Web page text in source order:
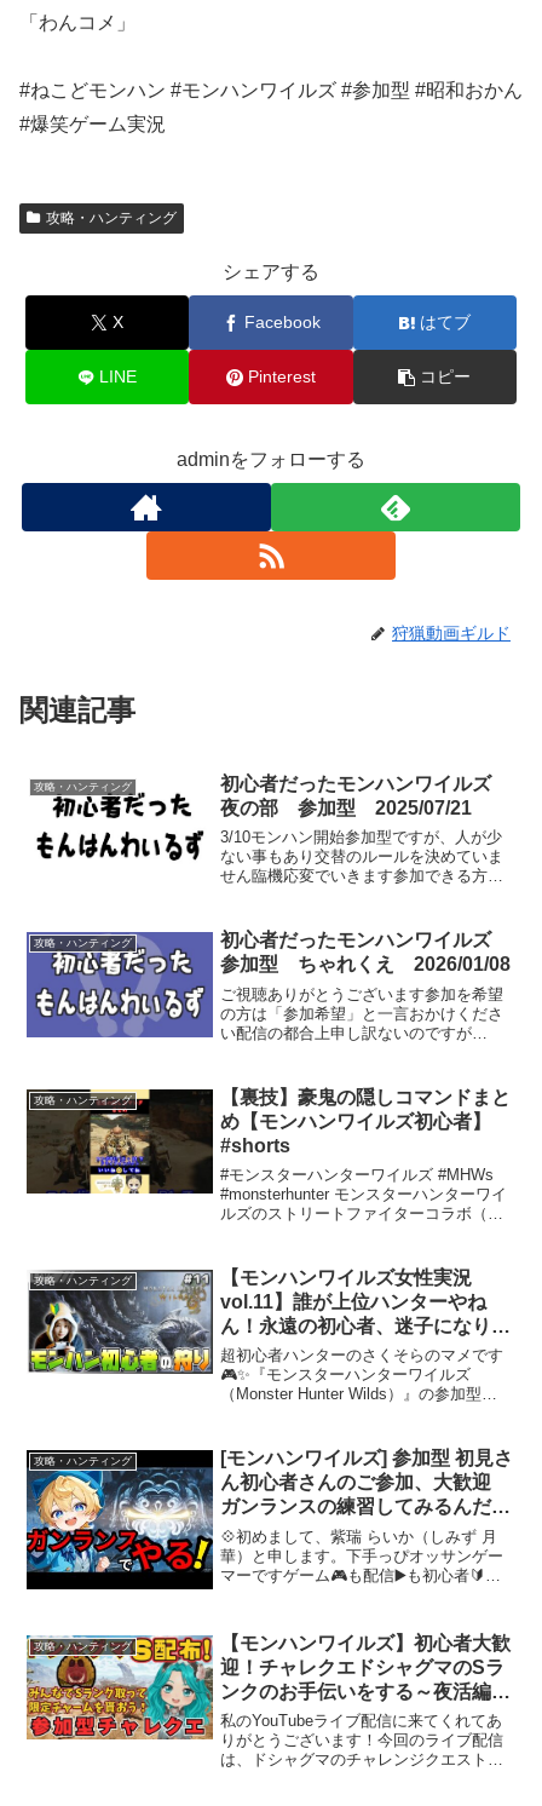
「わんコメ」
#ねこどモンハン #モンハンワイルズ #参加型 #昭和おかん
#爆笑ゲーム実況
攻略・ハンティング
シェアする
X Facebook はてブ
LINE Pinterest コピー
adminをフォローする
狩猟動画ギルド
関連記事
攻略・ハンティング
初心者だったモンハンワイルズ
夜の部 参加型 2025/07/21
3/10モンハン開始参加型ですが、人が少
ない事もあり交替のルールを決めていま
せん臨機応変でいきます参加できる方は
ます（勿論なしでも大丈夫ですよ！#モン
ハンワイルズ #...
攻略・ハンティング
初心者だったモンハンワイルズ
参加型 ちゃれくえ 2026/01/08
ご視聴ありがとうございます参加を希望
の方は「参加希望」と一言おかけくださ
い配信の都合上申し訳ないのですが
2PT（8人）でやっていますあとは臨機応
変でやっていきますも...
攻略・ハンティング
【裏技】豪鬼の隠しコマンドまと
め【モンハンワイルズ初心者】
#shorts
#モンスターハンターワイルズ #MHWs
#monsterhunter モンスターハンターワイ
ルズのストリートファイターコラボ（カ
た。↓初心者が知らないテクニック3選
↓↓...
攻略・ハンティング
【モンハンワイルズ女性実況
vol.11】誰が上位ハンターやね
ん！永遠の初心者、迷子になりま
す【MHWilds/ライブ配信】
超初心者ハンターのさくそらのマメです
🎮✨『モンスターハンターワイルズ
（Monster Hunter Wilds）』の参加型
ちの力をお借りして見事【ゾシア討
伐】...
攻略・ハンティング
[モンハンワイルズ] 参加型 初見さ
ん初心者さんのご参加、大歓迎
ガンランスの練習してみるんだっ
て💐 #参加型 #モンスターハンタ
ーワイルズ #ワイルズ
💠初めまして、紫瑞 らいか（しみず 月
華）と申します。下手っぴオッサンゲー
マーですゲーム🎮も配信▶️も初心者🔰で
願いします🐈‍⬛▽モンスターハンターワ
イルズ...©C...
攻略・ハンティング
【モンハンワイルズ】初心者大歓
迎！チャレクエドシャグマのSラ
ンクのお手伝いをする～夜活編～
【モンハン/モンスターハンター
ワイルズ/ドシャグマ/竜谷の跡地
のドシャグマ/チャレンジクエス
私のYouTubeライブ配信に来てくれてあ
りがとうございます！今回のライブ配信
は、ドシャグマのチャレンジクエストのS